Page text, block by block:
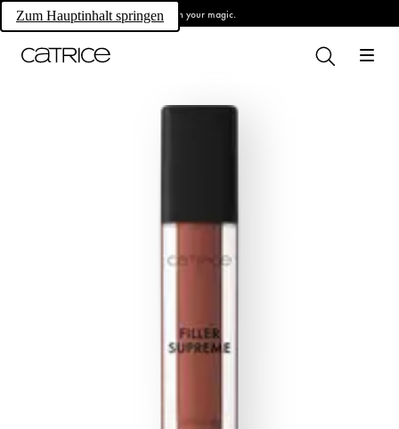
Zum Hauptinhalt springen Own your magic.